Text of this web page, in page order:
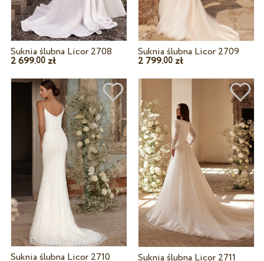
Suknia ślubna Licor 2708
2 699.00zł
Suknia ślubna Licor 2709
2 799.00 zł
Suknia ślubna Licor 2710 Suknia ślubna Licor 2711